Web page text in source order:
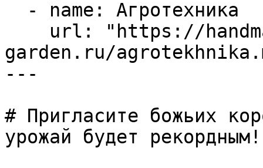
garden.ru/
---
# Пригласите божьих
урожай будет рекордным!